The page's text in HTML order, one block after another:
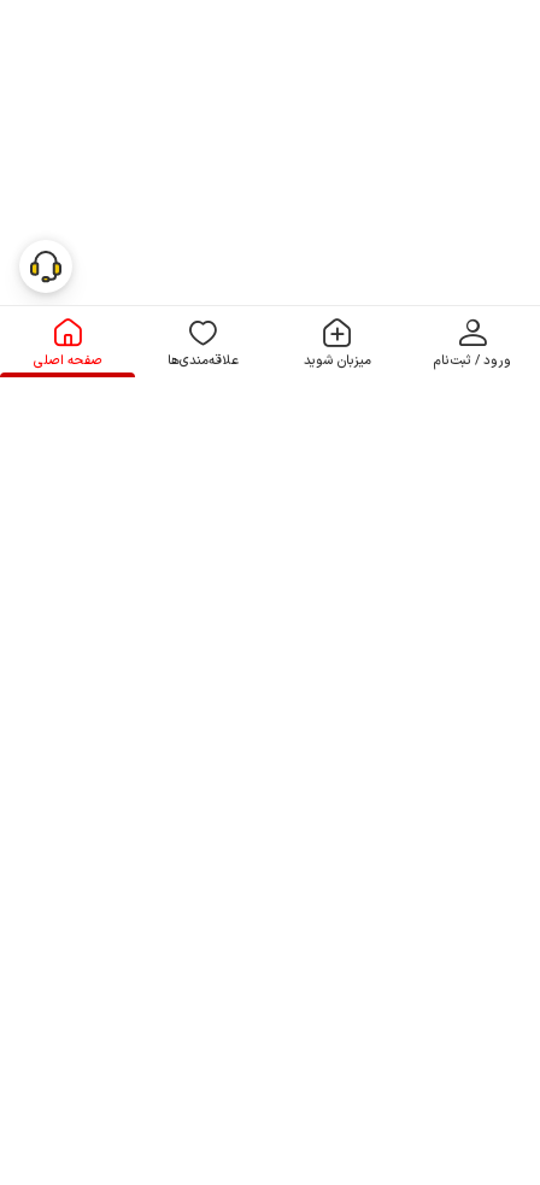
ورود / ثبت‌نام میزبان شوید علاقه‌مندی‌ها صفحه اصلی